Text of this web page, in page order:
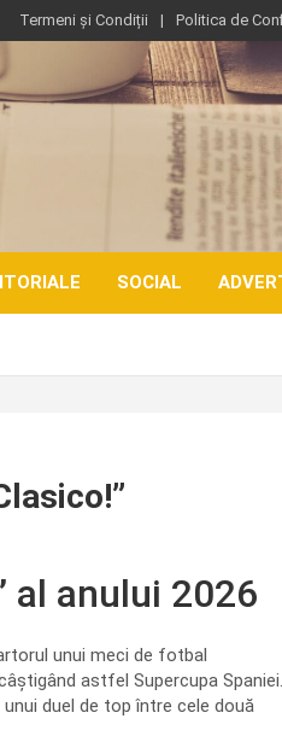
Termeni și Condiții Politica de
SOCIAL
al anului 2026
unui meci de fotbal
astfel Supercupa Spaniei.
duel de top între cele două